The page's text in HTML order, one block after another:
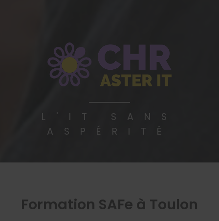
L'IT SANS
ASPÉRITÉ
Formation SAFe à Toulon